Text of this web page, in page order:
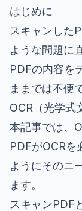
はじめに
スキャンした
ような問題に
PDFの内容を
ままでは不便
OCR（光学式
本記事では、
PDFがOCR
ようにそのニ
ます。
スキャンPDF